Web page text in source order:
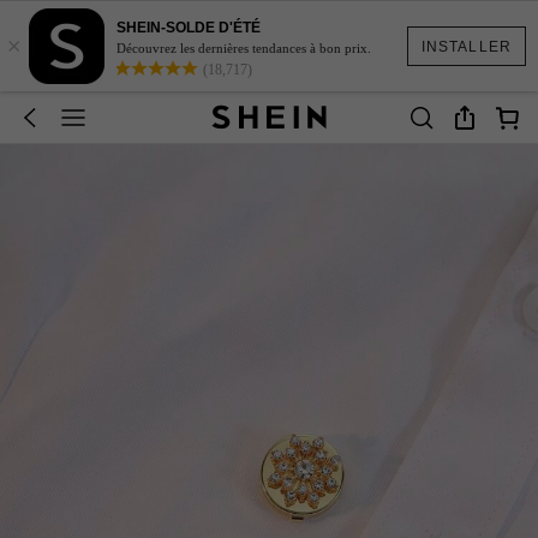
INSTALLER
×
SHEIN-SOLDE D'ÉTÉ
Découvrez les dernières tendances à bon prix.
(18,717)